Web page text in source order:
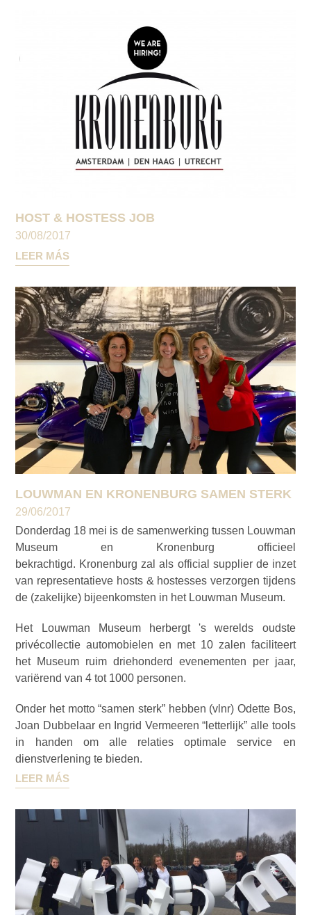
HOST & HOSTESS JOB
30/08/2017
LEER MÁS
LOUWMAN EN KRONENBURG SAMEN STERK
29/06/2017
Donderdag 18 mei is de samenwerking tussen Louwman
Museum en Kronenburg officieel
bekrachtigd. Kronenburg zal als official supplier de inzet
van representatieve hosts & hostesses verzorgen tijdens
de (zakelijke) bijeenkomsten in het Louwman Museum.
Het Louwman Museum herbergt 's werelds oudste
privécollectie automobielen en met 10 zalen faciliteert
het Museum ruim driehonderd evenementen per jaar,
variërend van 4 tot 1000 personen.
Onder het motto “samen sterk” hebben (vlnr) Odette Bos,
Joan Dubbelaar en Ingrid Vermeeren “letterlijk” alle tools
in handen om alle relaties optimale service en
dienstverlening te bieden.
LEER MÁS